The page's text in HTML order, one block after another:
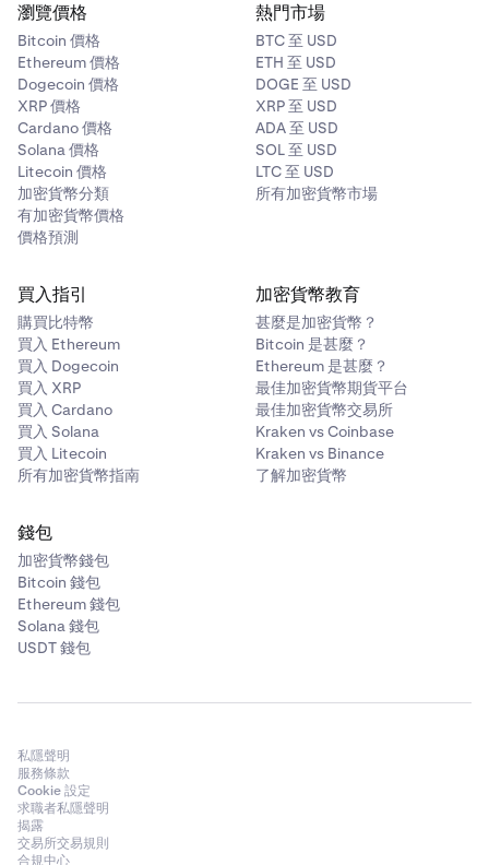
瀏覽價格
Bitcoin 價格
Ethereum 價格
Dogecoin 價格
XRP 價格
Cardano 價格
Solana 價格
Litecoin 價格
加密貨幣分類
有加密貨幣價格
價格預測
熱門市場
BTC 至 USD
ETH 至 USD
DOGE 至 USD
XRP 至 USD
ADA 至 USD
SOL 至 USD
LTC 至 USD
所有加密貨幣市場
買入指引
購買比特幣
買入 Ethereum
買入 Dogecoin
買入 XRP
買入 Cardano
買入 Solana
買入 Litecoin
所有加密貨幣指南
加密貨幣教育
甚麼是加密貨幣？
Bitcoin 是甚麼？
Ethereum 是甚麼？
最佳加密貨幣期貨平台
最佳加密貨幣交易所
Kraken vs Coinbase
Kraken vs Binance
了解加密貨幣
錢包
加密貨幣錢包
Bitcoin 錢包
Ethereum 錢包
Solana 錢包
USDT 錢包
私隱聲明
服務條款
Cookie 設定
求職者私隱聲明
揭露
交易所交易規則
合規中心